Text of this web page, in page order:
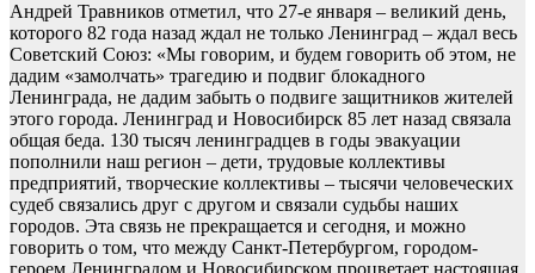
Андрей Травников отметил, что 27-е января – великий день,
которого 82 года назад ждал не только Ленинград – ждал весь
Советский Союз: «Мы говорим, и будем говорить об этом, не
дадим «замолчать» трагедию и подвиг блокадного
Ленинграда, не дадим забыть о подвиге защитников жителей
этого города. Ленинград и Новосибирск 85 лет назад связала
общая беда. 130 тысяч ленинградцев в годы эвакуации
пополнили наш регион – дети, трудовые коллективы
предприятий, творческие коллективы – тысячи человеческих
судеб связались друг с другом и связали судьбы наших
городов. Эта связь не прекращается и сегодня, и можно
говорить о том, что между Санкт-Петербургом, городом-
героем Ленинградом и Новосибирском процветает настоящая